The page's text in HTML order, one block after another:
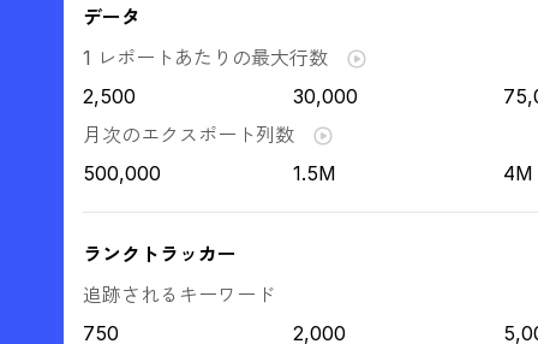
データ
1 レポートあたりの最大行数
2,500
30,000
月次のエクスポート列数
500,000
1.5M 4M
ランクトラッカー
追跡されるキーワード
750
2,000